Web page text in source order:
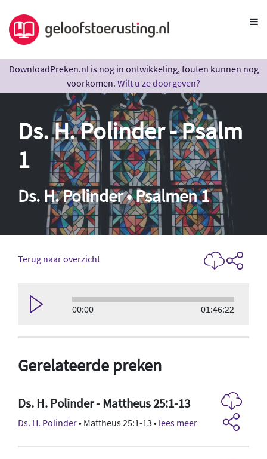
DownloadPreken.nl is nog in ontwikkeling, fouten kunnen nog
voorkomen. Wilt u ze doorgeven?
Ds. H. Polinder - Psalm
1
Ds. H. Polinder • Psalmen 1
Terug naar overzicht
00:00 01:46:22
Gerelateerde preken
Ds. H. Polinder - Mattheus 25:1-13
Ds. H. Polinder• Mattheus 25:1-13 • lees meer